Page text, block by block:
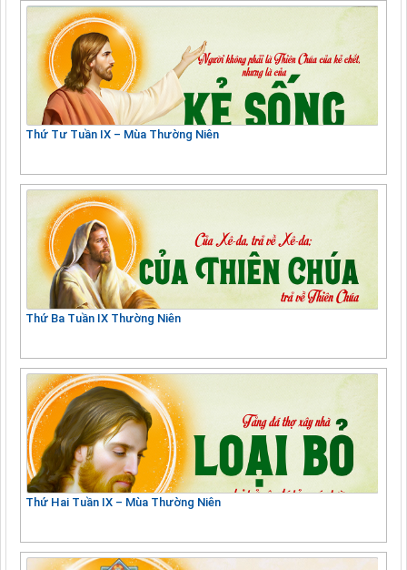
Thứ Tư Tuần IX – Mùa Thường Niên
Thứ Ba Tuần IX Thường Niên
Thứ Hai Tuần IX – Mùa Thường Niên